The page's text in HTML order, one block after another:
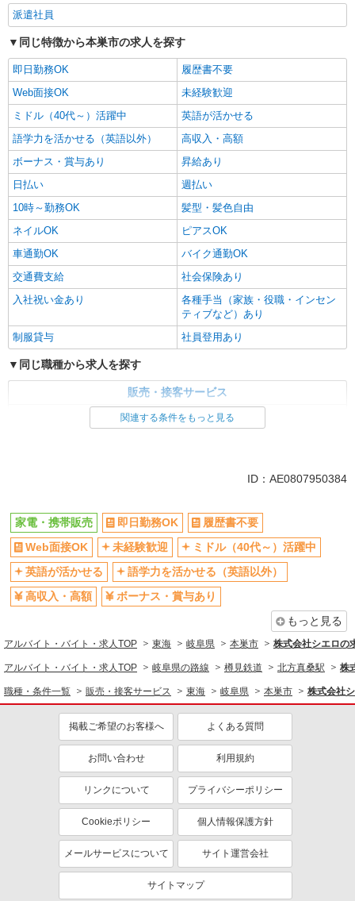
派遣社員
同じ特徴から本巣市の求人を探す
即日勤務OK
履歴書不要
Web面接OK
未経験歓迎
ミドル（40代～）活躍中
英語が活かせる
語学力を活かせる（英語以外）
高収入・高額
ボーナス・賞与あり
昇給あり
日払い
週払い
10時～勤務OK
髪型・髪色自由
ネイルOK
ピアスOK
車通勤OK
バイク通勤OK
交通費支給
社会保険あり
入社祝い金あり
各種手当（家族・役職・インセン
ティブなど）あり
制服貸与
社員登用あり
同じ職種から求人を探す
販売・接客サービス
日払い
車通勤OK
交通費支給
社会保険あり
社員登用あり
関連する条件をもっと見る
ID：AE0807950384
家電・携帯販売 即日勤務OK
履歴書不要
Web面接OK
未経験歓迎
ミドル（40代～）活躍中
英語が活かせる
語学力を活かせる（英語以外）
高収入・高額
ボーナス・賞与あり
もっと見る
アルバイト・バイト・求人TOP 東海 岐阜県 本巣市 株式会社シエロの
アルバイト・バイト・求人TOP 岐阜県の路線 樽見鉄道 北方真桑駅 株
職種・条件一覧 販売・接客サービス 東海 岐阜県 本巣市 株式会社
掲載ご希望のお客様へ よくある質問
お問い合わせ 利用規約
リンクについて プライバシーポリシー
Cookieポリシー 個人情報保護方針
メールサービスについて サイト運営会社
サイトマップ